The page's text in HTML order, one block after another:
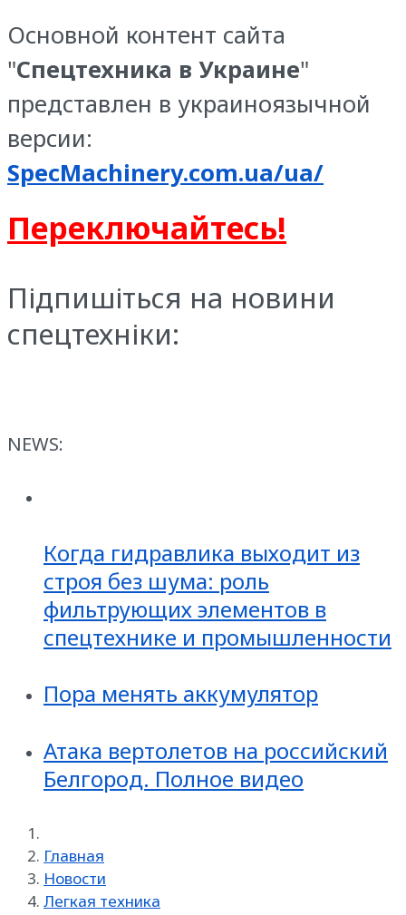
Основной контент сайта
"Спецтехника в Украине"
представлен в украиноязычной
версии:
SpecMachinery.com.ua/ua/
Переключайтесь!
Підпишіться на новини
спецтехніки:
NEWS:
Когда гидравлика выходит из
строя без шума: роль
фильтрующих элементов в
спецтехнике и промышленности
Пора менять аккумулятор
Атака вертолетов на российский
Белгород. Полное видео
Главная
Новости
Легкая техника